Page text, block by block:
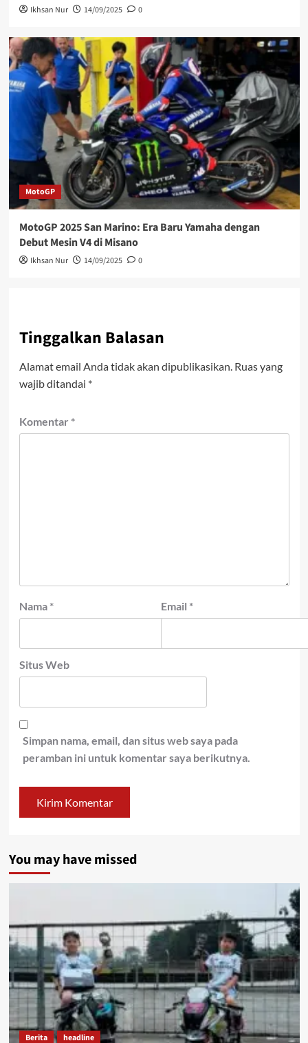
Ikhsan Nur 14/09/2025 0
MotoGP
MotoGP 2025 San Marino: Era Baru Yamaha dengan
Debut Mesin V4 di Misano
Ikhsan Nur 14/09/2025 0
Tinggalkan Balasan
Alamat email Anda tidak akan dipublikasikan. Ruas yang
wajib ditandai *
Komentar *
Nama * Email *
Situs Web
Simpan nama, email, dan situs web saya pada
peramban ini untuk komentar saya berikutnya.
You may have missed
Berita headline